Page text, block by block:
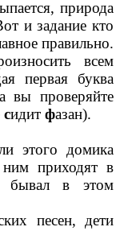
природа
и задание кто
правильно.
всем
первая буква
вы проверяйте
сидит фазан).
этого домика
приходят в
бывал в этом
песен, дети